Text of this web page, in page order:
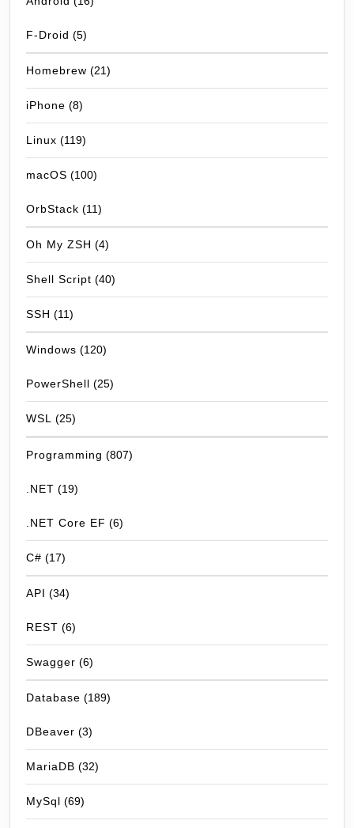
F-Droid (5)
Homebrew (21)
iPhone (8)
Linux (119)
macOS (100)
OrbStack (11)
Oh My ZSH (4)
Shell Script (40)
SSH (11)
Windows (120)
PowerShell (25)
WSL (25)
Programming (807)
.NET (19)
.NET Core EF (6)
C# (17)
API (34)
REST (6)
Swagger (6)
Database (189)
DBeaver (3)
MariaDB (32)
MySql (69)